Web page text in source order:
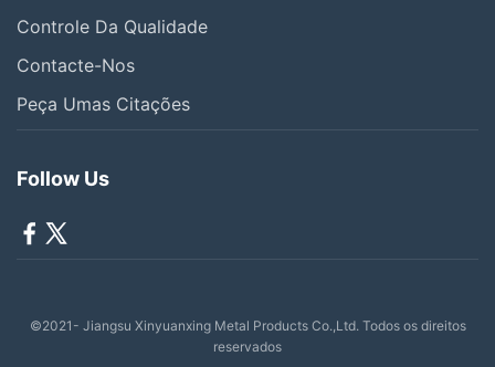
Controle Da Qualidade
Contacte-Nos
Peça Umas Citações
Follow Us
©2021- Jiangsu Xinyuanxing Metal Products Co.,Ltd. Todos os direitos
reservados